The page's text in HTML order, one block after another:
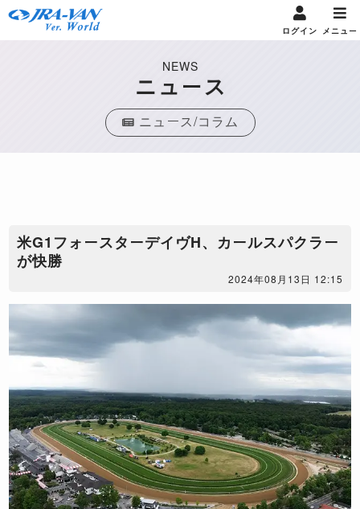
ログイン メニュー
NEWS
ニュース
ニュース/コラム
​米G1フォースターデイヴH、カールスパクラー
が快勝
2024年08月13日 12:15